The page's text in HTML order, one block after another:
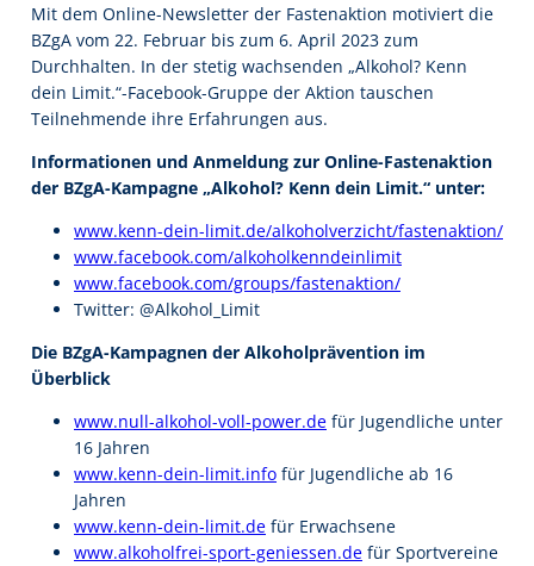
Mit dem Online-Newsletter der Fastenaktion motiviert die
BZgA vom 22. Februar bis zum 6. April 2023 zum
Durchhalten. In der stetig wachsenden „Alkohol? Kenn
dein Limit.“-Facebook-Gruppe der Aktion tauschen
Teilnehmende ihre Erfahrungen aus.
Informationen und Anmeldung zur Online-Fastenaktion
der BZgA-Kampagne „Alkohol? Kenn dein Limit.“ unter:
www.kenn-dein-limit.de/alkoholverzicht/fastenaktion/
www.facebook.com/alkoholkenndeinlimit
www.facebook.com/groups/fastenaktion/
Twitter: @Alkohol_Limit
Die BZgA-Kampagnen der Alkoholprävention im
Überblick
www.null-alkohol-voll-power.de für Jugendliche unter
16 Jahren
www.kenn-dein-limit.info für Jugendliche ab 16
Jahren
www.kenn-dein-limit.de für Erwachsene
www.alkoholfrei-sport-geniessen.de für Sportvereine